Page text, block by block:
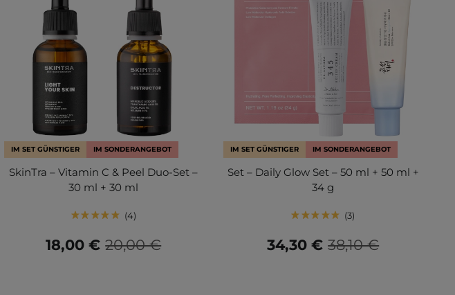
IM SET GÜNSTIGER IM SONDERANGEBOT
SkinTra – Vitamin C & Peel Duo-Set –
30 ml + 30 ml
4
20,00 €
18,00 €
IM SET GÜNSTIGER IM SONDERANGEBOT
Set – Daily Glow Set – 50 ml + 50 ml +
34 g
3
38,10 €
34,30 €